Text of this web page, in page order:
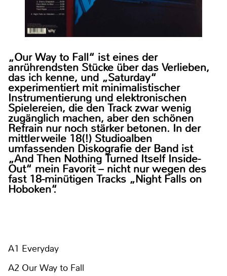
„Our Way to Fall“ ist eines der
anrührendsten Stücke über das Verlieben,
das ich kenne, und „Saturday“
experimentiert mit minimalistischer
Instrumentierung und elektronischen
Spielereien, die den Track zwar wenig
zugänglich machen, aber den schönen
Refrain nur noch stärker betonen. In der
mittlerweile 18(!) Studioalben
umfassenden Diskografie der Band ist
„And Then Nothing Turned Itself Inside-
Out“ mein Favorit – nicht nur wegen des
fast 18-minütigen Tracks „Night Falls on
Hoboken“.
A1 Everyday
A2 Our Way to Fall